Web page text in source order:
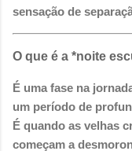
sensação de
O que é a *noite
É uma fase na
um período de
É quando as velhas
começam a